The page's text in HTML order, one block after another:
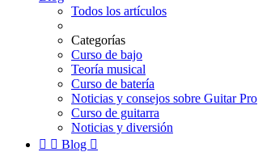
Todos los artículos
Categorías
Curso de bajo
Teoría musical
Curso de batería
Noticias y consejos sobre Guitar Pro
Curso de guitarra
Noticias y diversión
  Blog 